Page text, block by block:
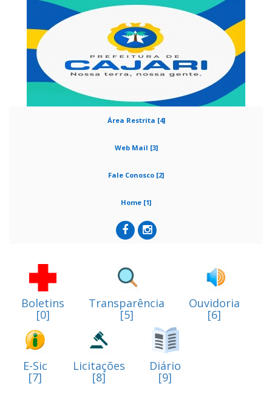
Área Restrita [4]
Web Mail [3]
Fale Conosco [2]
Home [1]
Boletins
[0]
Transparência
[5]
Ouvidoria
[6]
E-Sic
[7]
Licitações
[8]
Diário
[9]